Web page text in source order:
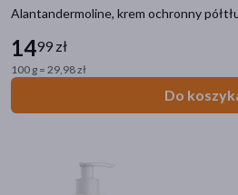
Alantandermoline, krem ochronny
1499 zł
100 g = 29,98 zł
Do